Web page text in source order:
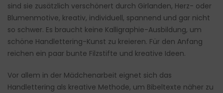
sind sie zusätzlich verschönert durch Girlanden, Herz- oder
Blumenmotive, kreativ, individuell, spannend und gar nicht
so schwer. Es braucht keine Kalligraphie-Ausbildung, um
schöne Handlettering-Kunst zu kreieren. Für den Anfang
reichen ein paar bunte Filzstifte und kreative Ideen.
Vor allem in der Mädchenarbeit eignet sich das
Handlettering als kreative Methode, um Bibeltexte näher zu